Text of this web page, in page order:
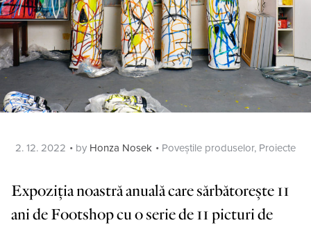
Posted
2. 12. 2022 by Honza Nosek Categories
Poveștile produselor, Proiecte
Expoziția noastră anuală care sărbătorește 11
ani de Footshop cu o serie de 11 picturi de